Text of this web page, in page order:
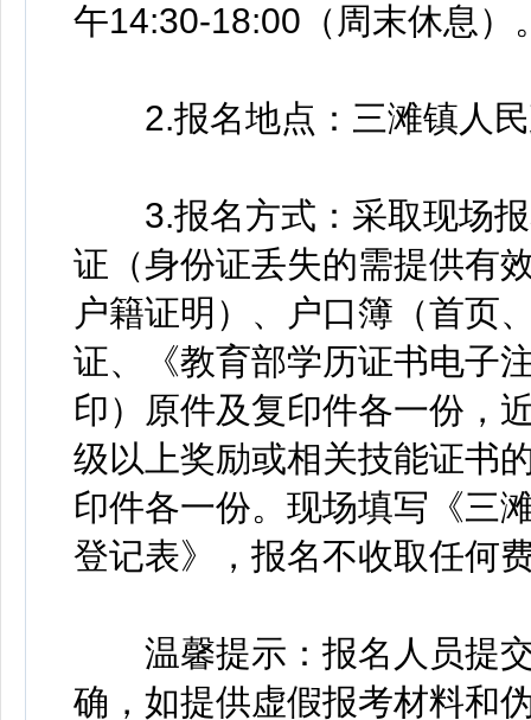
午14:30-18:00（周末休息）
2.报名地点：三滩镇人民
3.报名方式：采取现场报
证（身份证丢失的需提供有
户籍证明）、户口簿（首页
证、《教育部学历证书电子
印）原件及复印件各一份，
级以上奖励或相关技能证书
印件各一份。现场填写《三
登记表》，报名不收取任何
温馨提示：报名人员提交
确，如提供虚假报考材料和